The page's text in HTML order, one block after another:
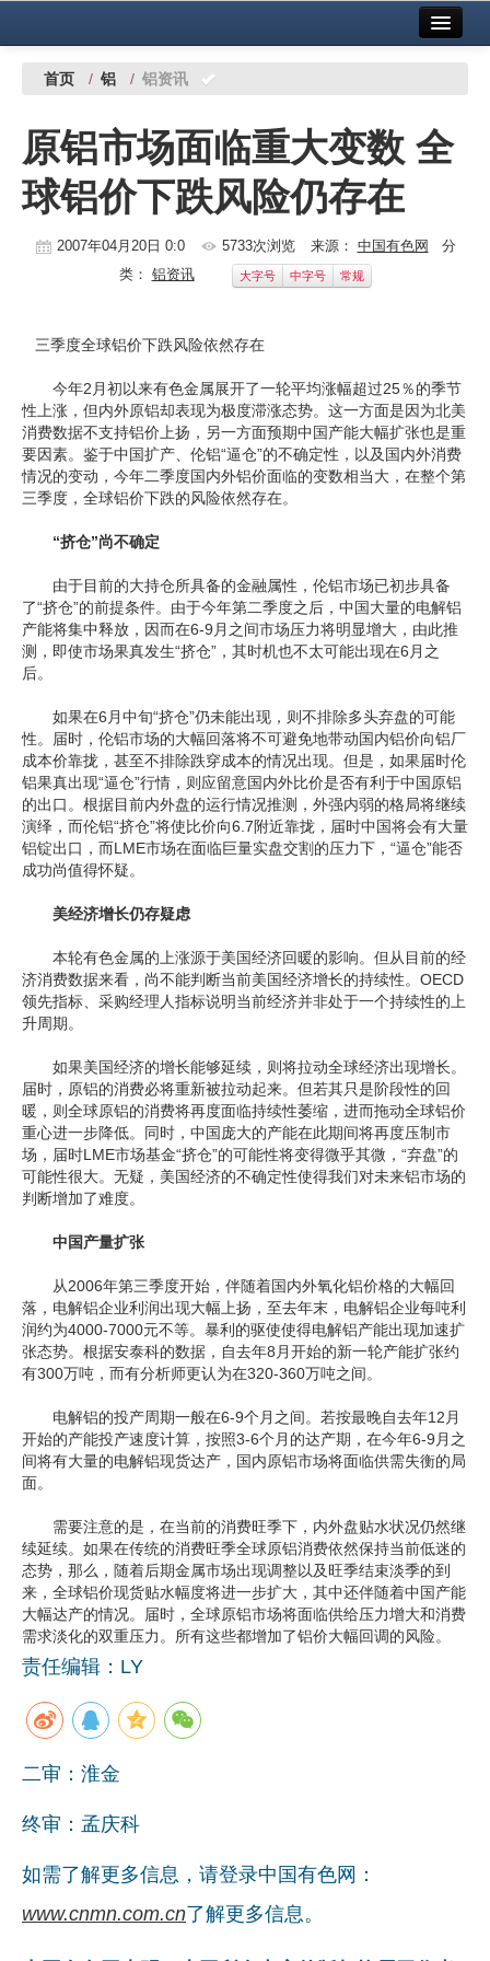
中国有色金属报社主办 广告服务
铜镍铅锌
铝
稀有稀土
科技
镁钛
地矿 建设
党建工作
行情报价
数字报
首页 / 铝 / 铝资讯
原铝市场面临重大变数 全
球铝价下跌风险仍存在
2007年04月20日 0:0 5733次浏览 来源： 中国有色网 分
类： 铝资讯 大字号 中字号 常规
三季度全球铝价下跌风险依然存在
今年2月初以来有色金属展开了一轮平均涨幅超过25％的季节
性上涨，但内外原铝却表现为极度滞涨态势。这一方面是因为北美
消费数据不支持铝价上扬，另一方面预期中国产能大幅扩张也是重
要因素。鉴于中国扩产、伦铝“逼仓”的不确定性，以及国内外消费
情况的变动，今年二季度国内外铝价面临的变数相当大，在整个第
三季度，全球铝价下跌的风险依然存在。
“挤仓”尚不确定
由于目前的大持仓所具备的金融属性，伦铝市场已初步具备
了“挤仓”的前提条件。由于今年第二季度之后，中国大量的电解铝
产能将集中释放，因而在6-9月之间市场压力将明显增大，由此推
测，即使市场果真发生“挤仓”，其时机也不太可能出现在6月之
后。
如果在6月中旬“挤仓”仍未能出现，则不排除多头弃盘的可能
性。届时，伦铝市场的大幅回落将不可避免地带动国内铝价向铝厂
成本价靠拢，甚至不排除跌穿成本的情况出现。但是，如果届时伦
铝果真出现“逼仓”行情，则应留意国内外比价是否有利于中国原铝
的出口。根据目前内外盘的运行情况推测，外强内弱的格局将继续
演绎，而伦铝“挤仓”将使比价向6.7附近靠拢，届时中国将会有大量
铝锭出口，而LME市场在面临巨量实盘交割的压力下，“逼仓”能否
成功尚值得怀疑。
美经济增长仍存疑虑
本轮有色金属的上涨源于美国经济回暖的影响。但从目前的经
济消费数据来看，尚不能判断当前美国经济增长的持续性。OECD
领先指标、采购经理人指标说明当前经济并非处于一个持续性的上
升周期。
如果美国经济的增长能够延续，则将拉动全球经济出现增长。
届时，原铝的消费必将重新被拉动起来。但若其只是阶段性的回
暖，则全球原铝的消费将再度面临持续性萎缩，进而拖动全球铝价
重心进一步降低。同时，中国庞大的产能在此期间将再度压制市
场，届时LME市场基金“挤仓”的可能性将变得微乎其微，“弃盘”的
可能性很大。无疑，美国经济的不确定性使得我们对未来铝市场的
判断增加了难度。
中国产量扩张
从2006年第三季度开始，伴随着国内外氧化铝价格的大幅回
落，电解铝企业利润出现大幅上扬，至去年末，电解铝企业每吨利
润约为4000-7000元不等。暴利的驱使使得电解铝产能出现加速扩
张态势。根据安泰科的数据，自去年8月开始的新一轮产能扩张约
有300万吨，而有分析师更认为在320-360万吨之间。
电解铝的投产周期一般在6-9个月之间。若按最晚自去年12月
开始的产能投产速度计算，按照3-6个月的达产期，在今年6-9月之
间将有大量的电解铝现货达产，国内原铝市场将面临供需失衡的局
面。
需要注意的是，在当前的消费旺季下，内外盘贴水状况仍然继
续延续。如果在传统的消费旺季全球原铝消费依然保持当前低迷的
态势，那么，随着后期金属市场出现调整以及旺季结束淡季的到
来，全球铝价现货贴水幅度将进一步扩大，其中还伴随着中国产能
大幅达产的情况。届时，全球原铝市场将面临供给压力增大和消费
需求淡化的双重压力。所有这些都增加了铝价大幅回调的风险。
责任编辑：LY
二审：淮金
终审：孟庆科
如需了解更多信息，请登录中国有色网：
www.cnmn.com.cn了解更多信息。